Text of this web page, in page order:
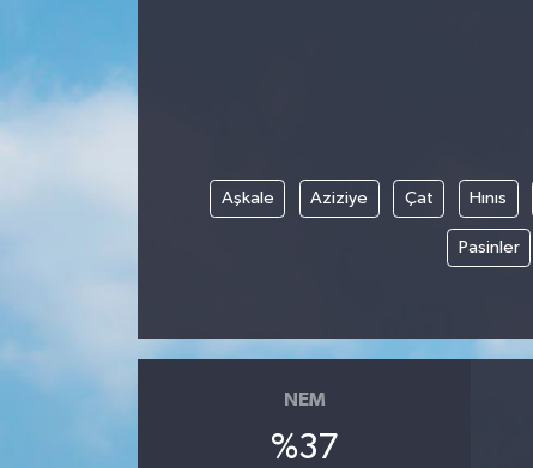
Aşkale Aziziye Çat Hınıs
Pasinler
NEM
%37